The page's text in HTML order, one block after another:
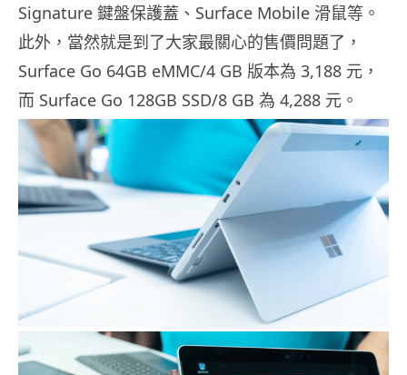
Signature 鍵盤保護蓋、Surface Mobile 滑鼠等。
此外，當然就是到了大家最關心的售價問題了，
Surface Go 64GB eMMC/4 GB 版本為 3,188 元，
而 Surface Go 128GB SSD/8 GB 為 4,288 元。